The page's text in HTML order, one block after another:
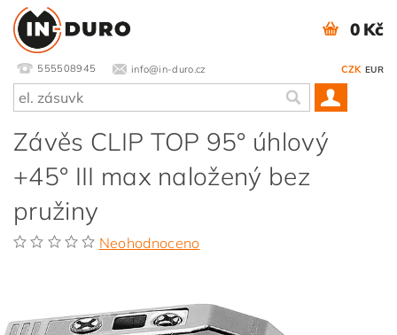
555508945 info@in-duro.cz CZK EUR
0 Kč
Závěs CLIP TOP 95° úhlový
+45° III max naložený bez
pružiny
Neohodnoceno